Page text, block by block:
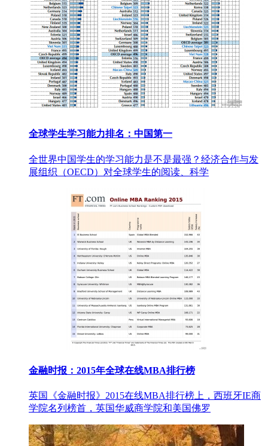
全球学生学习能力排名：中国第一
全世界中国学生的学习能力是不是最强？经济合作与发
展组织（OECD）对全球学生的阅读、科学
金融时报：2015年全球在线MBA排行榜
英国《金融时报》2015在线MBA排行榜上，西班牙IE商
学院名列榜首，英国华威商学院和美国佛罗